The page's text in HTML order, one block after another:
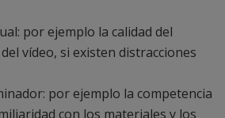
por ejemplo la calidad del
vídeo, si existen distracciones
por ejemplo la competencia
con los materiales y los